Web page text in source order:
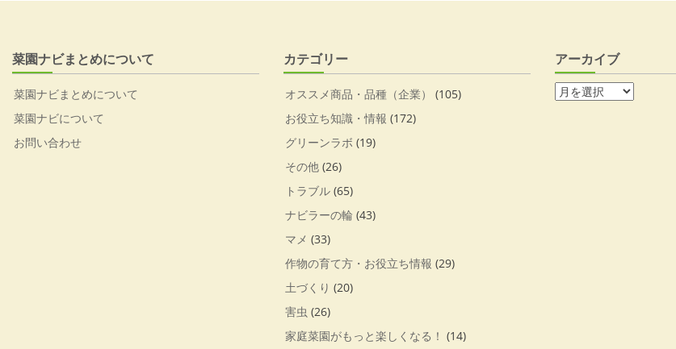
菜園ナビまとめについて
菜園ナビまとめについて
菜園ナビについて
お問い合わせ
カテゴリー
オススメ商品・品種（企業）
(105)
お役立ち知識・情報 (172)
グリーンラボ (19)
その他 (26)
トラブル (65)
ナビラーの輪 (43)
マメ (33)
作物の育て方・お役立ち情報 (29)
土づくり (20)
害虫 (26)
家庭菜園がもっと楽しくなる！ (14)
アーカイブ